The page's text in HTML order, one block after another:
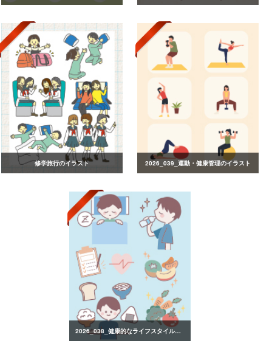
修学旅行のイラスト 2026_039_運動・健康管理のイラスト
2026_038_健康的なライフスタイルのイラスト